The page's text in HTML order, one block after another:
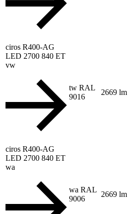
ciros R400-AG
LED 2700 840 ET
vw
tw RAL
9016
2669 lm
ciros R400-AG
LED 2700 840 ET
wa
wa RAL
9006
2669 lm